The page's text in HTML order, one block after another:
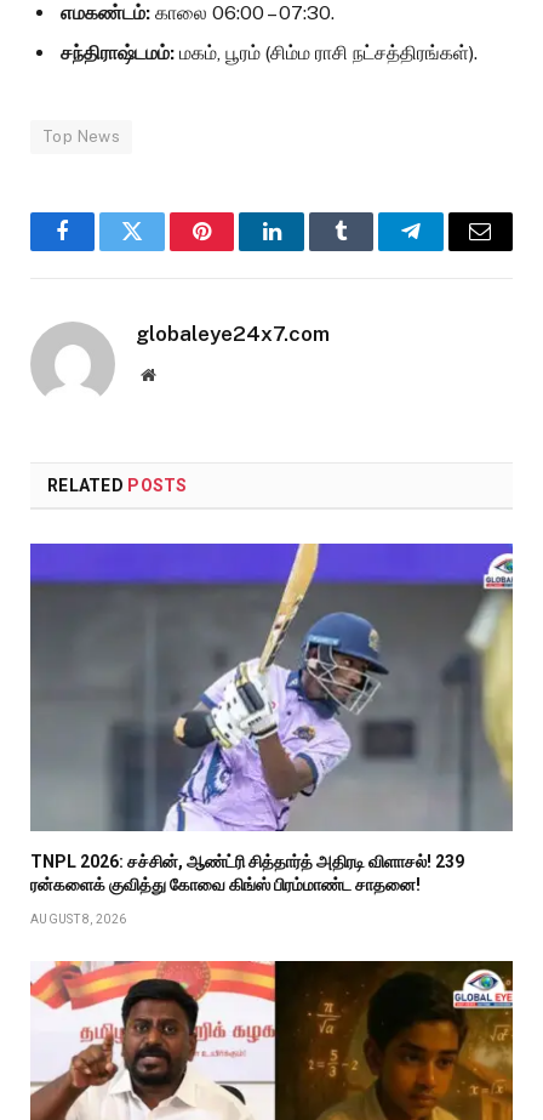
எமகண்டம்: காலை 06:00 – 07:30.
சந்திராஷ்டமம்: மகம், பூரம் (சிம்ம ராசி நட்சத்திரங்கள்).
Top News
FacebookTwitter PinterestLinkedInTumblr TelegramEmail
globaleye24x7.com
Website
RELATED POSTS
TNPL 2026: சச்சின், ஆண்ட்ரி சித்தார்த் அதிரடி விளாசல்! 239
ரன்களைக் குவித்து கோவை கிங்ஸ் பிரம்மாண்ட சாதனை!
AUGUST 8, 2026